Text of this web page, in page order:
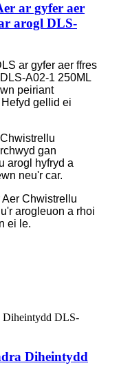
ar gyfer aer
arogl DLS-
ar gyfer aer ffres
A02-1 250ML
peiriant
gellid ei
gan
arogl hyfryd a
neu'r car.
Chwistrellu
arogleuon a rhoi
ei le.
Diheintydd